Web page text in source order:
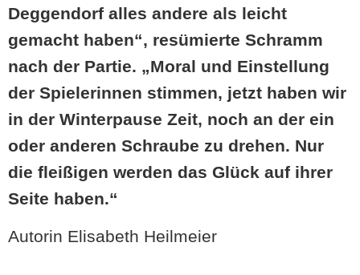
Deggendorf alles andere als leicht
gemacht haben“, resümierte Schramm
nach der Partie. „Moral und Einstellung
der Spielerinnen stimmen, jetzt haben wir
in der Winterpause Zeit, noch an der ein
oder anderen Schraube zu drehen. Nur
die fleißigen werden das Glück auf ihrer
Seite haben.“
Autorin Elisabeth Heilmeier